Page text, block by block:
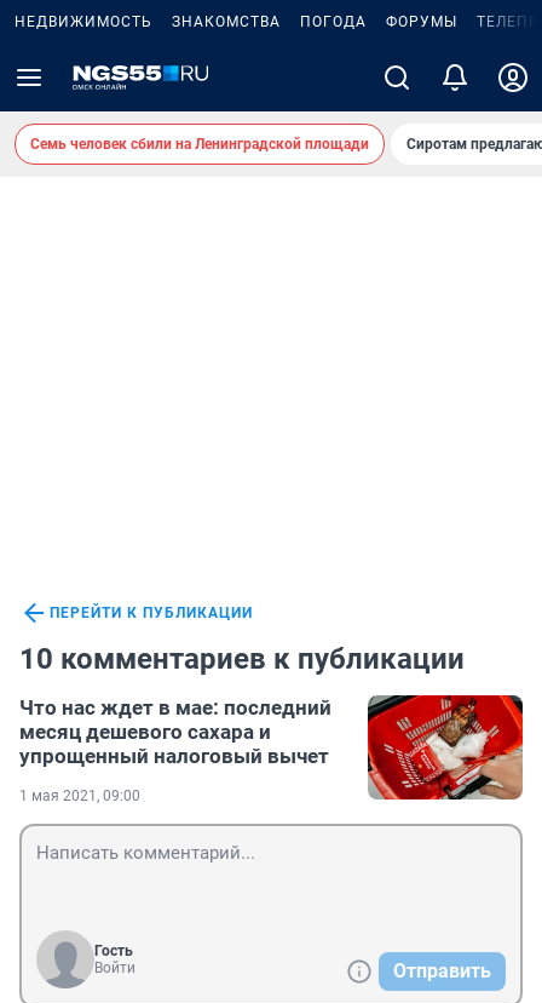
НЕДВИЖИМОСТЬ ЗНАКОМСТВА ПОГОДА ФОРУМЫ
Семь человек сбили на Ленинградской площади Сиротам
ПЕРЕЙТИ К ПУБЛИКАЦИИ
10 комментариев к публикации
Что нас ждет в мае: последний
месяц дешевого сахара и
упрощенный налоговый вычет
1 мая 2021, 09:00
Гость
Войти
Отправить